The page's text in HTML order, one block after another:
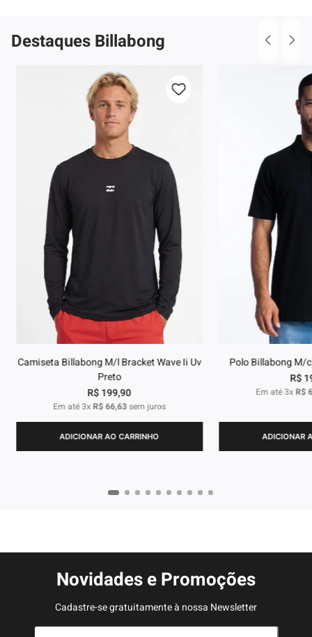
Destaques Billabong
Camiseta Billabong M/l Bracket Wave Ii Uv
Preto
R$199,90
Em até3x R$66,63sem juros
ADICIONAR AO CARRINHO
Polo Billabong M/
R$
Em até3x R$
ADICIONAR
Novidades e Promoções
Cadastre-se gratuitamente à nossa Newsletter